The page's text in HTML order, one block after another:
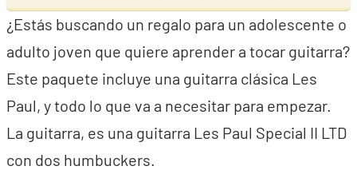
¿Estás buscando un regalo para un adolescente o
adulto joven que quiere aprender a tocar guitarra?
Este paquete incluye una guitarra clásica Les
Paul, y todo lo que va a necesitar para empezar.
La guitarra, es una guitarra Les Paul Special II LTD
con dos humbuckers.